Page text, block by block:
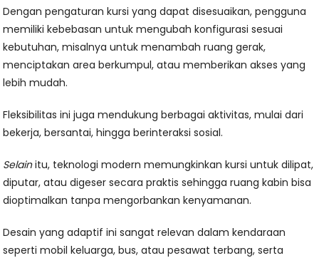
Dengan pengaturan kursi yang dapat disesuaikan, pengguna
memiliki kebebasan untuk mengubah konfigurasi sesuai
kebutuhan, misalnya untuk menambah ruang gerak,
menciptakan area berkumpul, atau memberikan akses yang
lebih mudah.
Fleksibilitas ini juga mendukung berbagai aktivitas, mulai dari
bekerja, bersantai, hingga berinteraksi sosial.
Selainitu, teknologi modern memungkinkan kursi untuk dilipat,
diputar, atau digeser secara praktis sehingga ruang kabin bisa
dioptimalkan tanpa mengorbankan kenyamanan.
Desain yang adaptif ini sangat relevan dalam kendaraan
seperti mobil keluarga, bus, atau pesawat terbang, serta